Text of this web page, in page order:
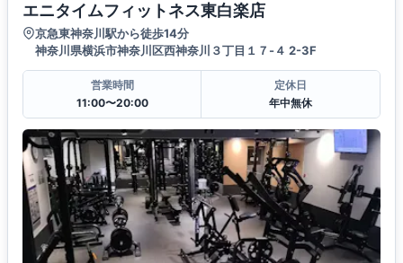
エニタイムフィットネス東白楽店
京急東神奈川駅から徒歩14分
神奈川県横浜市神奈川区西神奈川３丁目１７-４ 2-3F
営業時間
11:00〜20:00
定休日
年中無休